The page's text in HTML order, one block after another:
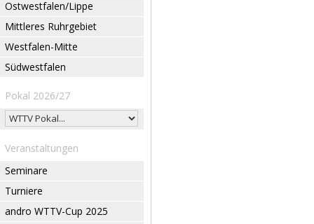
Ostwestfalen/Lippe
Mittleres Ruhrgebiet
Westfalen-Mitte
Südwestfalen
Pokal 2026/27
Veranstaltungen
Seminare
Turniere
andro WTTV-Cup 2025